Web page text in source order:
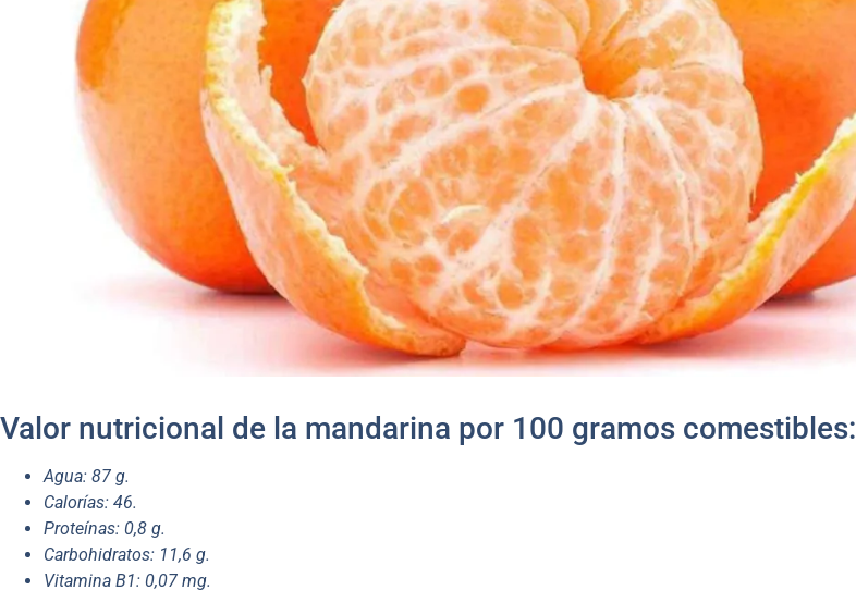
Valor nutricional de la mandarina por 100 gramos comestibles:
Agua: 87 g.
Calorías: 46.
Proteínas: 0,8 g.
Carbohidratos: 11,6 g.
Vitamina B1: 0,07 mg.